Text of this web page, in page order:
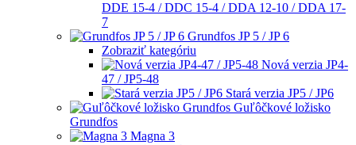
DDE 15-4 / DDC 15-4 / DDA 12-10 / DDA 17-
7
Grundfos JP 5 / JP 6
Zobraziť kategóriu
Nová verzia JP4-
47 / JP5-48
Stará verzia JP5 / JP6
Guľôčkové ložisko
Grundfos
Magna 3